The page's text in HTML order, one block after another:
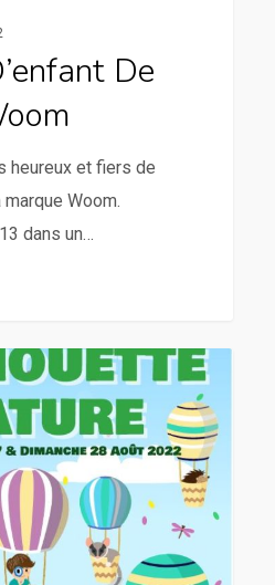
De
heureux et fiers de
Woom.
dans un…